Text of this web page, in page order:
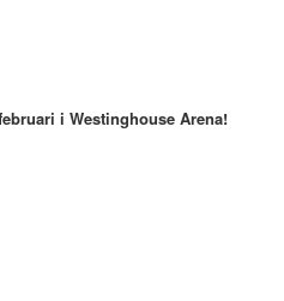
i Westinghouse Arena!